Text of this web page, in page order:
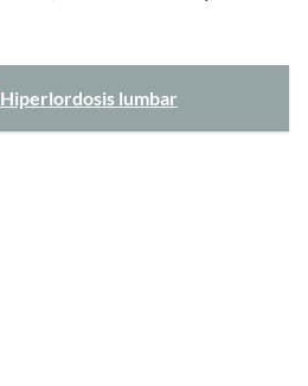
Hiperlordosis lumbar